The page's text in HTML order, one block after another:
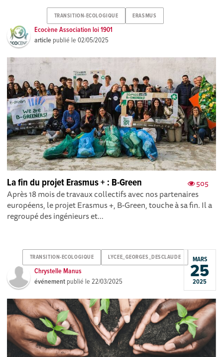
TRANSITION-ECOLOGIQUE ERASMUS
Ecocène Association loi 1901
article publié le02/05/2025
505
La fin du projet Erasmus + : B-Green
Après 18 mois de travaux collectifs avec nos partenaires
européens, le projet Erasmus +, B-Green, touche à sa fin. Il a
regroupé des ingénieurs et...
TRANSITION-ECOLOGIQUE LYCEE_GEORGES_DESCLAUDE
Chrystelle Manus
événement publié le22/03/2025
MARS
25
2025